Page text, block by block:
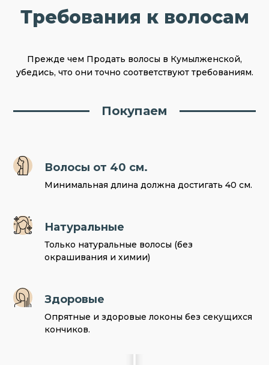
Требования к волосам
Прежде чем Продать волосы в Кумылженской,
убедись, что они точно соответствуют требованиям.
Покупаем
Волосы от 40 см.
Минимальная длина должна достигать 40 см.
Натуральные
Только натуральные волосы (без
окрашивания и химии)
Здоровые
Опрятные и здоровые локоны без секущихся
кончиков.